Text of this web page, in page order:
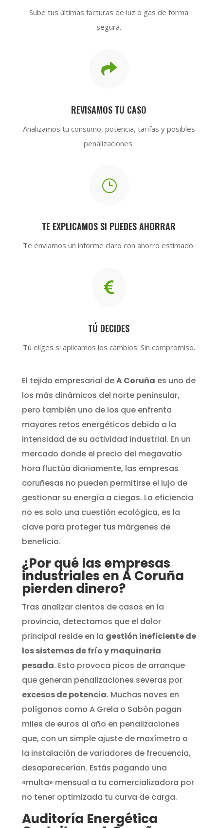
Sube tus últimas facturas de luz o gas de forma
segura.

REVISAMOS TU CASO
Analizamos tu consumo, potencia, tarifas y posibles
penalizaciones.
}
TE EXPLICAMOS SI PUEDES AHORRAR
Te enviamos un informe claro con ahorro estimado.

TÚ DECIDES
Tú eliges si aplicamos los cambios. Sin compromiso.
El tejido empresarial deA Coruña es uno de
los más dinámicos del norte peninsular,
pero también uno de los que enfrenta
mayores retos energéticos debido a la
intensidad de su actividad industrial. En un
mercado donde el precio del megavatio
hora fluctúa diariamente, las empresas
coruñesas no pueden permitirse el lujo de
gestionar su energía a ciegas. La eficiencia
no es solo una cuestión ecológica, es la
clave para proteger tus márgenes de
beneficio.
¿Por qué las empresas
industriales en A Coruña
pierden dinero?
Tras analizar cientos de casos en la
provincia, detectamos que el dolor
principal reside en la gestión ineficiente de
los sistemas de frío y maquinaria
pesada. Esto provoca picos de arranque
que generan penalizaciones severas por
excesos de potencia. Muchas naves en
polígonos como A Grela o Sabón pagan
miles de euros al año en penalizaciones
que, con un simple ajuste de maxímetro o
la instalación de variadores de frecuencia,
desaparecerían. Estás pagando una
«multa» mensual a tu comercializadora por
no tener optimizada tu curva de carga.
Auditoría Energética